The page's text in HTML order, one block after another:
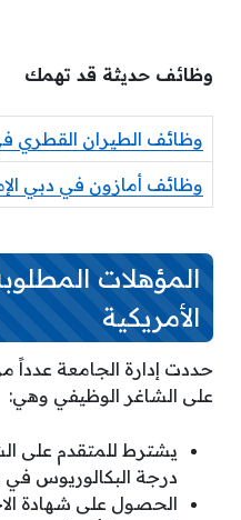
وظائف حديثة قد تهمك
وظائف الطيران القطري
وظائف أمازون في دبي
المؤهلات
الأمريكية
حددت إدارة الجامعة عدداً
على الشاغر الوظيفي وهي:
يشترط للمتقدم على
درجة البكالوريوس
الحصول على شهادة